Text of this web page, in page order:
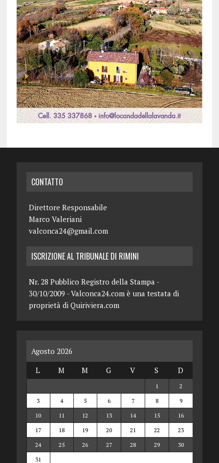
CONTATTO
Direttore Responsabile
Marco Valeriani
valconca24@gmail.com
ISCRIZIONE AL TRIBUNALE DI RIMINI
Nr. 28 Pubblico Registro della Stampa -
30/10/2009 - Valconca24.com è una testata di
proprietà di Quiriviera.com
Agosto 2026
L
M M G V S D
1
2
3
4 5 6 7 8
9
10
11 12 13 14 15
16
17
18 19 20 21 22
23
24
25 26 27 28 29
30
31